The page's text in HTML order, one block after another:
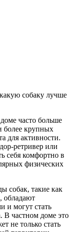
собаку лучше
часто больше
более крупных
для активности.
ретривер или
себя комфортно в
физических
собак, такие как
обладают
и могут стать
В частном доме это
не только стать